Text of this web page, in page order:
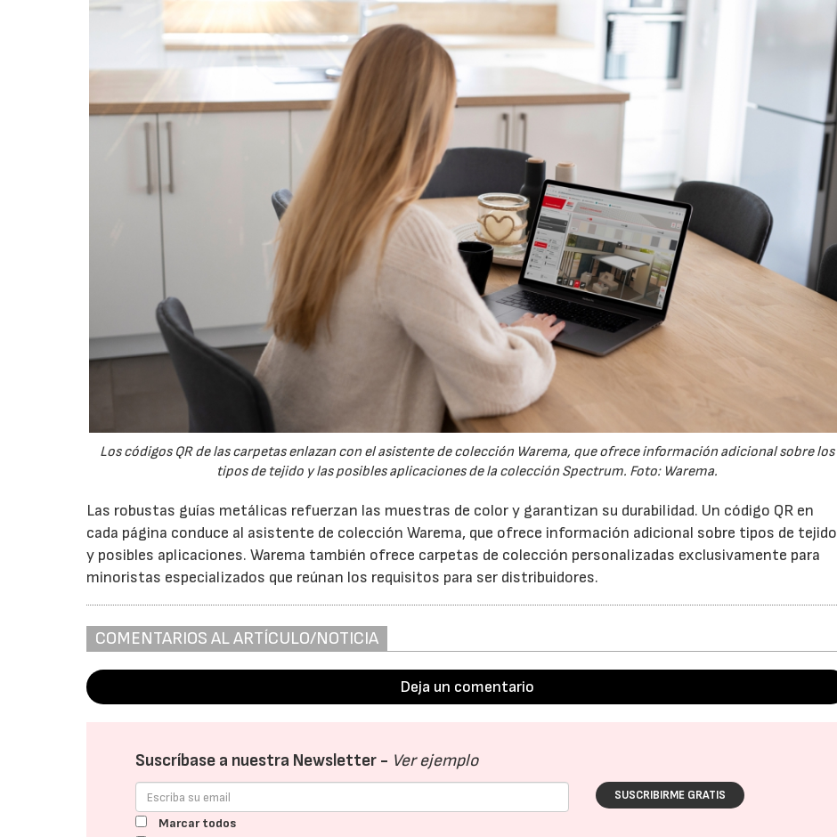
Los códigos QR de las carpetas enlazan con el asistente de colección Warema, que ofrece información adicional sobre los
tipos de tejido y las posibles aplicaciones de la colección Spectrum. Foto: Warema.
Las robustas guías metálicas refuerzan las muestras de color y garantizan su durabilidad. Un código QR en
cada página conduce al asistente de colección Warema, que ofrece información adicional sobre tipos de tejido
y posibles aplicaciones. Warema también ofrece carpetas de colección personalizadas exclusivamente para
minoristas especializados que reúnan los requisitos para ser distribuidores.
COMENTARIOS AL ARTÍCULO/NOTICIA
Deja un comentario
Suscríbase a nuestra Newsletter - Ver ejemplo
SUSCRIBIRME GRATIS
Marcar todos